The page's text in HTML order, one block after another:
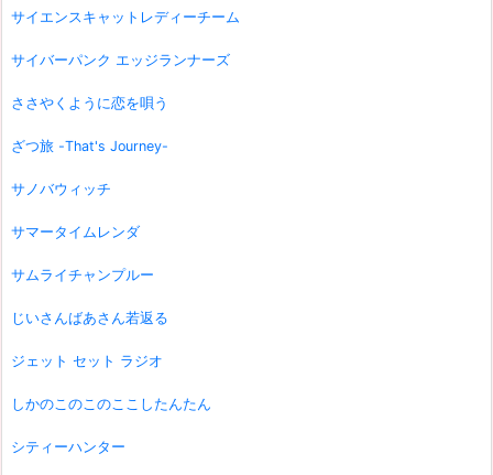
サイエンスキャットレディーチーム
サイバーパンク エッジランナーズ
ささやくように恋を唄う
ざつ旅 -That's Journey-
サノバウィッチ
サマータイムレンダ
サムライチャンプルー
じいさんばあさん若返る
ジェット セット ラジオ
しかのこのこのここしたんたん
シティーハンター